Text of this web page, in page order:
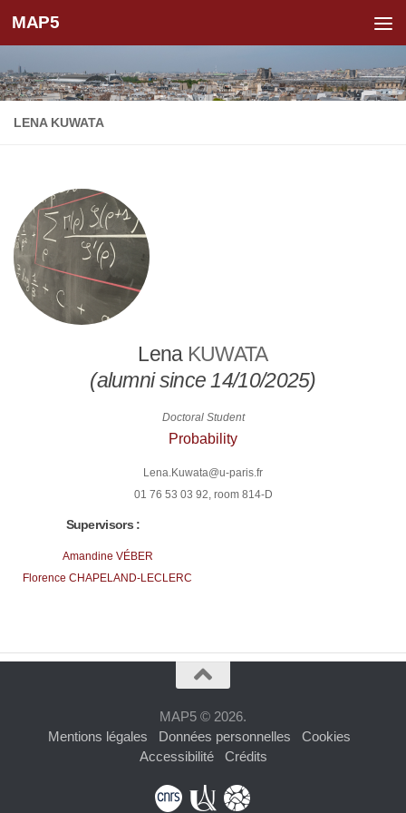
Skip to content
MAP5
LENA KUWATA
Lena KUWATA
(alumni since 14/10/2025)
Doctoral Student
Probability
Lena.Kuwata@u-paris.fr
01 76 53 03 92, room 814-D
Supervisors :
Amandine VÉBER
Florence CHAPELAND-LECLERC
MAP5 © 2026.
Mentions légales
Données personnelles
Cookies
Accessibilité
Crédits